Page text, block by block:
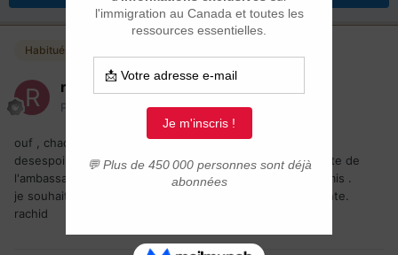
Habitués
rachid
Posté(e) 11 novembre 2004
ouf , chaque chose à un fin , aprés tant d'attente et de
desespoir...... je n'ai pas besoin de lire decision prise a site de
l'ambassade , ma brune est lamon visa est pret a être emis .
je souhaite des bonnes nouvelles pour nos amis en attente.
rachid